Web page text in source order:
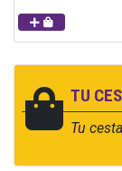
TU
Tu